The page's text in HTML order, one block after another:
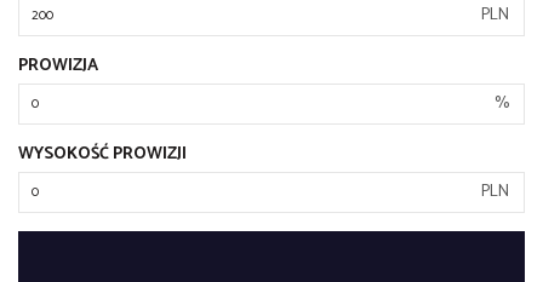
PLN
PROWIZJA
%
WYSOKOŚĆ PROWIZJI
PLN